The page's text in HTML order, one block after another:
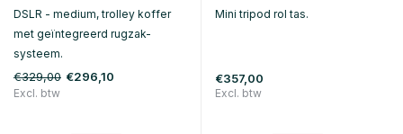
DSLR - medium, trolley koffer
met geïntegreerd rugzak-
systeem.
€329,00 €296,10
Excl. btw
Mini tripod rol tas.
€357,00
Excl. btw